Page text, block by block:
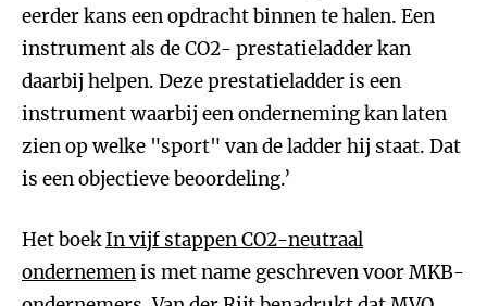
eerder kans een opdracht binnen te halen. Een
instrument als de CO2- prestatieladder kan
daarbij helpen. Deze prestatieladder is een
instrument waarbij een onderneming kan laten
zien op welke "sport" van de ladder hij staat. Dat
is een objectieve beoordeling.’
Het boekIn vijf stappen CO2-neutraal
ondernemenis met name geschreven voor MKB-